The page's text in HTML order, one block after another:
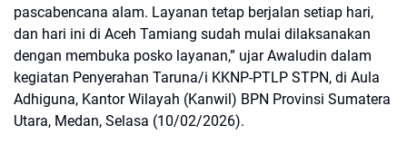
pascabencana alam. Layanan tetap berjalan setiap hari,
dan hari ini di Aceh Tamiang sudah mulai dilaksanakan
dengan membuka posko layanan,” ujar Awaludin dalam
kegiatan Penyerahan Taruna/i KKNP-PTLP STPN, di Aula
Adhiguna, Kantor Wilayah (Kanwil) BPN Provinsi Sumatera
Utara, Medan, Selasa (10/02/2026).